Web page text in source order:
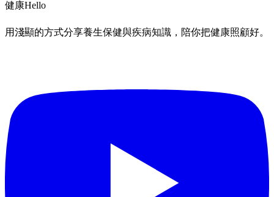
健康Hello
用淺顯的方式分享養生保健與疾病知識，陪你把健康照顧好。